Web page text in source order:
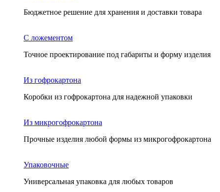
Бюджетное решение для хранения и доставки товара
С ложементом
Точное проектирование под габариты и форму изделия
Из гофрокартона
Коробки из гофрокартона для надежной упаковки
Из микрогофрокартона
Прочные изделия любой формы из микрогофрокартона
Упаковочные
Универсальная упаковка для любых товаров